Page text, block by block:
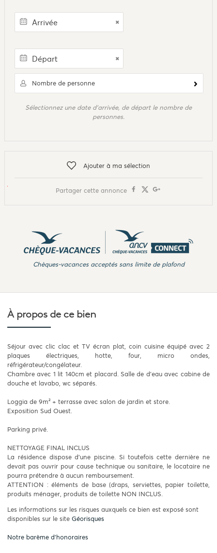
Nombre de personne
Sélectionnez une date d'arrivée, de départ le nombre de
personnes.
Ajouter à ma sélection
Partager cette annonce
Chèques-vacances acceptés sans limite de plafond
À propos de ce bien
Séjour avec clic clac et TV écran plat, coin cuisine équipé avec 2
plaques électriques, hotte, four, micro ondes,
réfrigérateur/congélateur.
Chambre avec 1 lit 140cm et placard. Salle de d'eau avec cabine de
douche et lavabo, wc séparés.
Loggia de 9m² + terrasse avec salon de jardin et store.
Exposition Sud Ouest.
Parking privé.
NETTOYAGE FINAL INCLUS
La résidence dispose d'une piscine. Si toutefois cette dernière ne
devait pas ouvrir pour cause technique ou sanitaire, le locataire ne
pourra prétendre à aucun remboursement.
ATTENTION : éléments de base (draps, serviettes, papier toilette,
produits ménager, produits de toilette NON INCLUS.
Les informations sur les risques auxquels ce bien est exposé sont
disponibles sur le site Géorisques
Notre barème d'honoraires